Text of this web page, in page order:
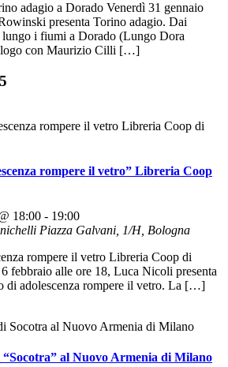
adagio a Dorado Venerdì 31 gennaio
presenta Torino adagio. Dai
i fiumi a Dorado (Lungo Dora
con Maurizio Cilli […]
rompere il vetro” Libreria Coop
18:00 - 19:00
Piazza Galvani, 1/H, Bologna
rompere il vetro Libreria Coop di
febbraio alle ore 18, Luca Nicoli presenta
di adolescenza rompere il vetro. La […]
“Socotra” al Nuovo Armenia di Milano